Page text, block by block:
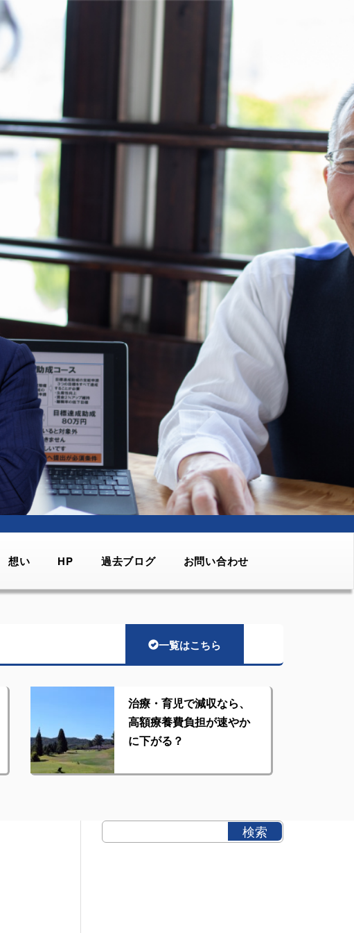
想い HP 過去ブログ お問い合わせ
一覧はこちら
治療・育児で減収なら、
高額療養費負担が速やか
に下がる？